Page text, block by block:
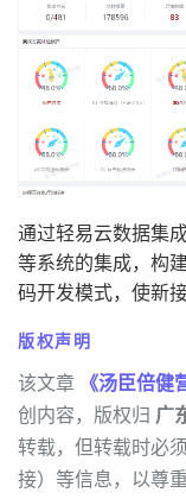
通过轻易云数据集
等系统的集成，构
码开发模式，使新
版权声明
该文章 《汤臣倍健
创内容，版权归 广
转载，但转载时必
接）等信息，以尊重